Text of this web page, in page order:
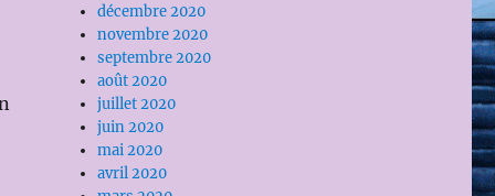
décembre 2020
novembre 2020
septembre 2020
août 2020
juillet 2020
juin 2020
mai 2020
avril 2020